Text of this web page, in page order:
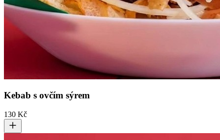
Kebab s ovčím sýrem
130 Kč